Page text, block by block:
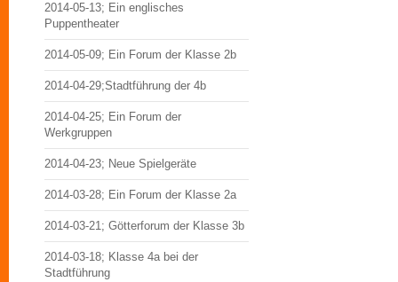
2014-05-13; Ein englisches
Puppentheater
2014-05-09; Ein Forum der Klasse 2b
2014-04-29;Stadtführung der 4b
2014-04-25; Ein Forum der
Werkgruppen
2014-04-23; Neue Spielgeräte
2014-03-28; Ein Forum der Klasse 2a
2014-03-21; Götterforum der Klasse 3b
2014-03-18; Klasse 4a bei der
Stadtführung